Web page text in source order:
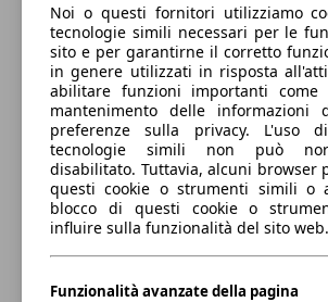
MX-30 35,5kWh Exclusive OBC
MX-30 35,5kWh Exclusive Vintage
Noi o questi fornitori utilizziamo
tecnologie simili necessari per le
sito e per garantirne il corretto
in genere utilizzati in risposta
abilitare funzioni importanti come
mantenimento delle informazioni
preferenze sulla privacy. L'uso
tecnologie simili non può
disabilitato. Tuttavia, alcuni browser
questi cookie o strumenti simili o
blocco di questi cookie o
influire sulla funzionalità del sito web.
Funzionalità avanzate della pagina